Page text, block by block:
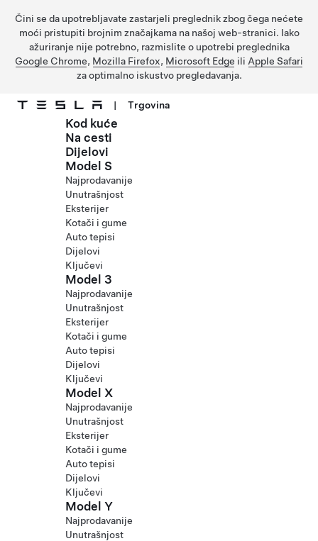
Čini se da upotrebljavate zastarjeli preglednik zbog čega nećete
moći pristupiti brojnim značajkama na našoj web-stranici. Iako
ažuriranje nije potrebno, razmislite o upotrebi preglednika
Google Chrome, Mozilla Firefox, Microsoft Edge ili Apple Safari
za optimalno iskustvo pregledavanja.
Prijeđite na glavni sadržaj
| Trgovina
Kod kuće
Na cesti
Dijelovi
Model S
Najprodavanije
Unutrašnjost
Eksterijer
Kotači i gume
Auto tepisi
Dijelovi
Ključevi
Model 3
Najprodavanije
Unutrašnjost
Eksterijer
Kotači i gume
Auto tepisi
Dijelovi
Ključevi
Model X
Najprodavanije
Unutrašnjost
Eksterijer
Kotači i gume
Auto tepisi
Dijelovi
Ključevi
Model Y
Najprodavanije
Unutrašnjost